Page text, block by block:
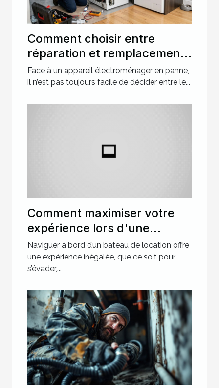
Comment choisir entre
réparation et remplacement
pour votre électroménager ?
Face à un appareil électroménager en panne,
il n’est pas toujours facile de décider entre le...
Comment maximiser votre
expérience lors d'une
location de bateau ?
Naviguer à bord d’un bateau de location offre
une expérience inégalée, que ce soit pour
s’évader,...